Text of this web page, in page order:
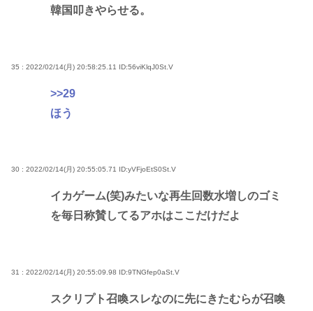
韓国叩きやらせる。
35 : 2022/02/14(月) 20:58:25.11 ID:56viKlqJ0St.V
>>29
ほう
30 : 2022/02/14(月) 20:55:05.71 ID:yVFjoEtS0St.V
イカゲーム(笑)みたいな再生回数水増しのゴミ
を毎日称賛してるアホはここだけだよ
31 : 2022/02/14(月) 20:55:09.98 ID:9TNGfep0aSt.V
スクリプト召喚スレなのに先にきたむらが召喚